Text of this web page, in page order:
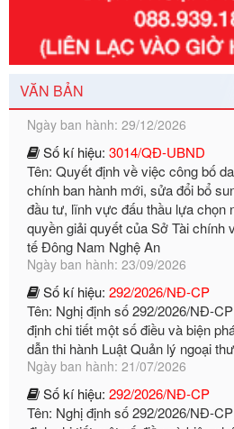
VĂN BẢN
351/2025/NĐ-CP
Tên: Nghị định số 351/2025/NĐ-
định chuẩn nghèo đa chiều quốc
Ngày ban hành: 29/12/2026
Số kí hiệu:3014/QĐ-UBND
Tên: Quyết định về việc công bố
chính ban hành mới, sửa đổi bổ
đầu tư, lĩnh vực đấu thầu lựa chọn
quyền giải quyết của Sở Tài chính
tế Đông Nam Nghệ An
Ngày ban hành: 23/09/2026
Số kí hiệu: 292/2026/NĐ-CP
Tên: Nghị định số 292/2026/NĐ-CP
định chi tiết một số điều và biện
dẫn thi hành Luật Quản lý ngoại
Ngày ban hành: 21/07/2026
Số kí hiệu:292/2026/NĐ-CP
Tên: Nghị định số 292/2026/NĐ-CP
định chi tiết một số điều và biện
dẫn thi hành Luật Quản lý ngoại